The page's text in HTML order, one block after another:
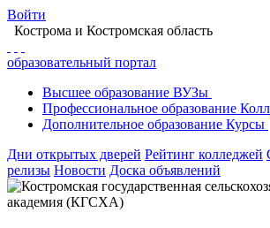
Войти
Кострома и Костромская область
образовательный портал
Высшее образование ВУЗы
Профессиональное образование
Дополнительное образование Курсы
Дни открытых дверей Рейтинг колледжей
релизы Новости Доска объявлений